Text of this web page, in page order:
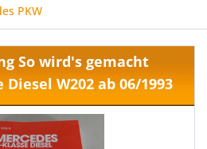
PKW
So wird's gemacht
Diesel W202 ab 06/1993